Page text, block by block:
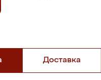
Доставка